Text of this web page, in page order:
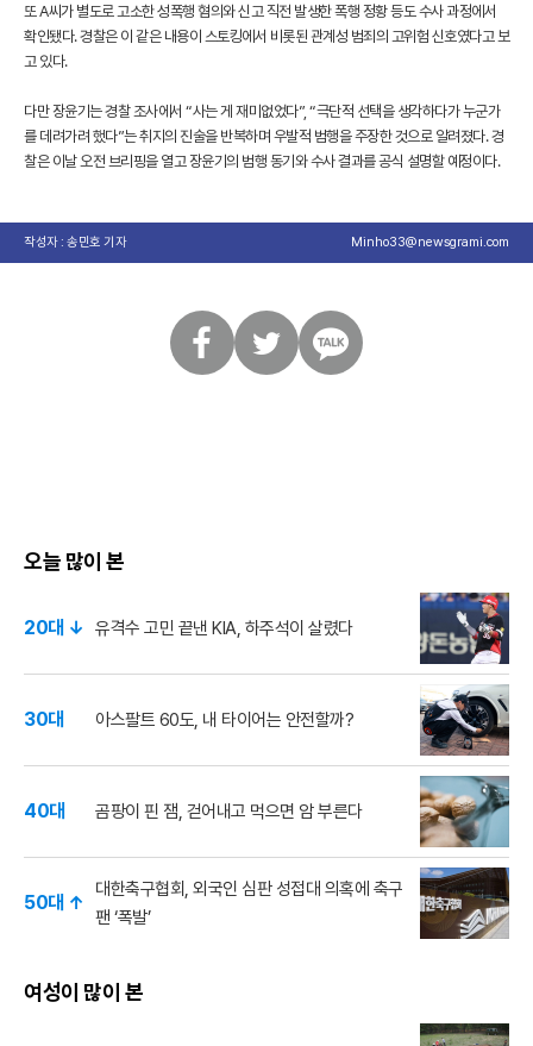
또 A씨가 별도로 고소한 성폭행 혐의와 신고 직전 발생한 폭행 정황 등도 수사 과정에서
확인됐다. 경찰은 이 같은 내용이 스토킹에서 비롯된 관계성 범죄의 고위험 신호였다고 보
고 있다.
다만 장윤기는 경찰 조사에서 “사는 게 재미없었다”, “극단적 선택을 생각하다가 누군가
를 데려가려 했다”는 취지의 진술을 반복하며 우발적 범행을 주장한 것으로 알려졌다. 경
찰은 이날 오전 브리핑을 열고 장윤기의 범행 동기와 수사 결과를 공식 설명할 예정이다.
작성자 : 송민호 기자 Minho33@newsgrami.com
오늘 많이 본
20대 ↓ 유격수 고민 끝낸 KIA, 하주석이 살렸다
30대 아스팔트 60도, 내 타이어는 안전할까?
40대 곰팡이 핀 잼, 걷어내고 먹으면 암 부른다
50대 ↑
대한축구협회, 외국인 심판 성접대 의혹에 축구
팬 ‘폭발’
여성이 많이 본